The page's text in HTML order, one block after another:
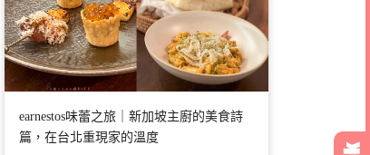
earnestos味蕾之旅｜新加坡主廚的美食詩
篇，在台北重現家的溫度